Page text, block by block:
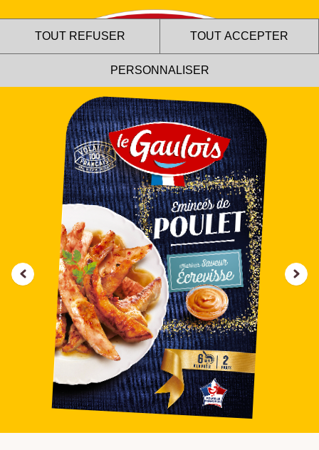
Le site internet Le Gaulois
utilise des cookies !
Nous utilisons des cookies pour nous assurer du bon
fonctionnement de notre site et à des fins analytiques. Vous
pouvez changer d'avis à tout moment en cliquant sur l'icône
présente sur chaque page de notre site. En autorisant ces
services tiers, vous acceptez le dépôt et la lecture de
cookies et l'utilisation de technologies de suivi nécessaires
à leur bon fonctionnement.
Charte de confidentialité
TOUT REFUSER TOUT ACCEPTER
PERSONNALISER